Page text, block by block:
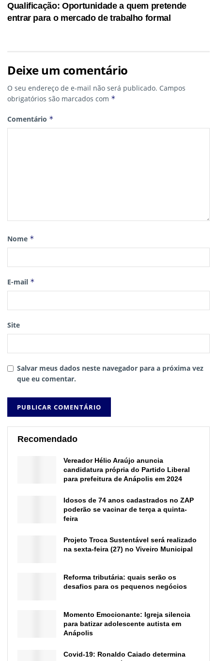
Qualificação: Oportunidade a quem pretende
entrar para o mercado de trabalho formal
Deixe um comentário
O seu endereço de e-mail não será publicado. Campos
obrigatórios são marcados com *
Comentário *
Nome *
E-mail *
Site
Salvar meus dados neste navegador para a próxima vez
que eu comentar.
Recomendado
Vereador Hélio Araújo anuncia
candidatura própria do Partido Liberal
para prefeitura de Anápolis em 2024
Idosos de 74 anos cadastrados no ZAP
poderão se vacinar de terça a quinta-
feira
Projeto Troca Sustentável será realizado
na sexta-feira (27) no Viveiro Municipal
Reforma tributária: quais serão os
desafios para os pequenos negócios
Momento Emocionante: Igreja silencia
para batizar adolescente autista em
Anápolis
Covid-19: Ronaldo Caiado determina